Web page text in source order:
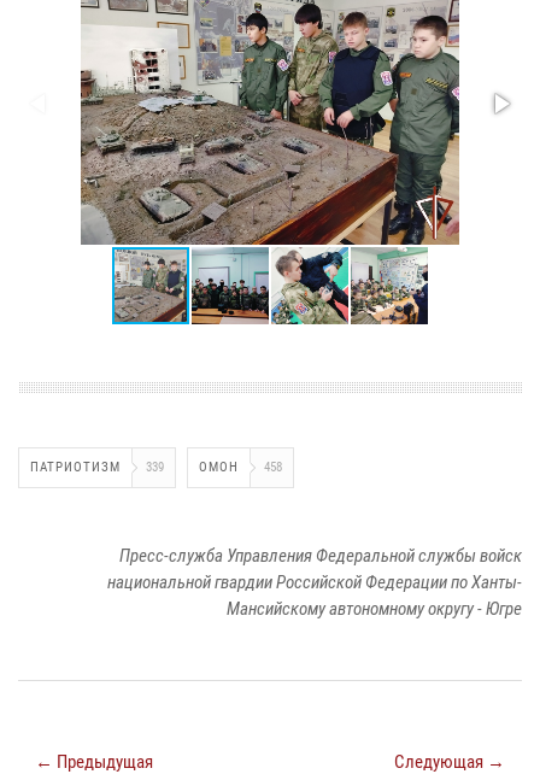
ПАТРИОТИЗМ 339 ОМОН 458
Пресс-служба Управления Федеральной службы войск
национальной гвардии Российской Федерации по Ханты-
Мансийскому автономному округу - Югре
← Предыдущая Следующая →